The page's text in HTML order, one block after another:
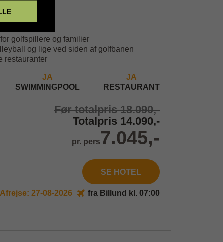
golfspillere og familier
og lige ved siden af golfbanen
restauranter
JA
SWIMMINGPOOL
JA
RESTAURANT
Før totalpris 18.090,-
Totalpris 14.090,-
pr. pers7.045,-
SE HOTEL
Afrejse: 27-08-2026 fra Billund kl. 07:00